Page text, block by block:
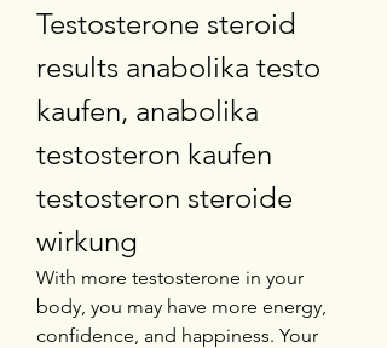
Testosterone steroid
results anabolika testo
kaufen, anabolika
testosteron kaufen
testosteron steroide
wirkung
With more testosterone in your
body, you may have more energy,
confidence, and happiness. Your